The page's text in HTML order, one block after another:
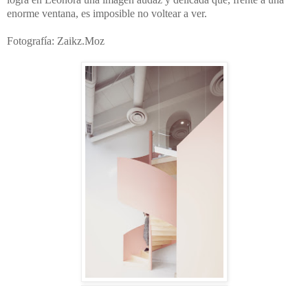
enorme ventana, es imposible no voltear a ver.
Fotografía: Zaikz.Moz